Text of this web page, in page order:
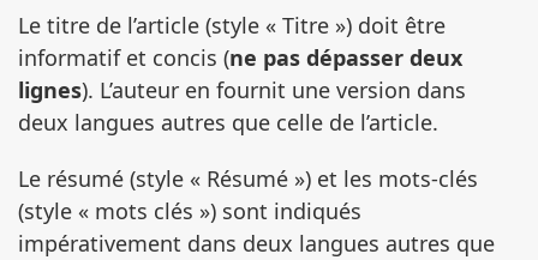
Le titre de l’article (style « Titre ») doit être
informatif et concis (ne pas dépasser deux
lignes). L’auteur en fournit une version dans
deux langues autres que celle de l’article.
Le résumé (style « Résumé ») et les mots-clés
(style « mots clés ») sont indiqués
impérativement dans deux langues autres que